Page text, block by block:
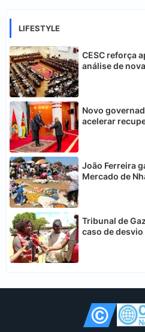
LIFESTYLE
CESC reforça
análise de
Novo
acelerar
João Ferreira
Mercado de
Tribunal de
caso de